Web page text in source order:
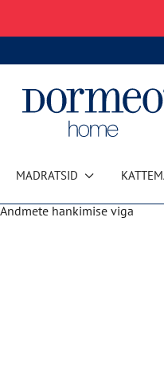
MADRATSID
Andmete hankimise viga